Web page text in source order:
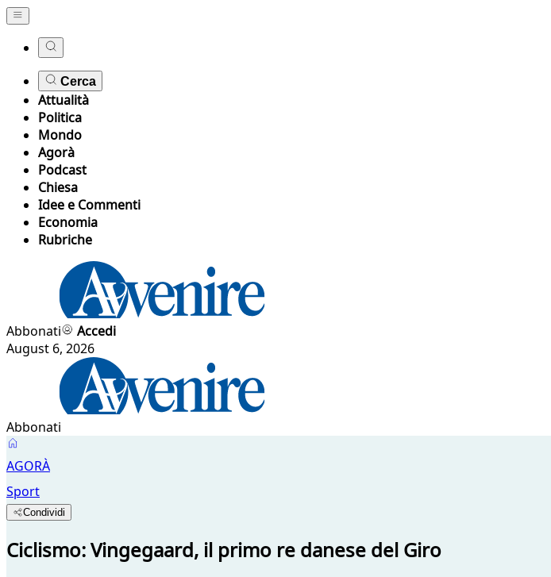
Cerca
Attualità
Politica
Mondo
Agorà
Podcast
Chiesa
Idee e Commenti
Economia
Rubriche
Abbonati
Accedi
August 6, 2026
Abbonati
AGORÀ
Sport
Condividi
Ciclismo: Vingegaard, il primo re danese del Giro